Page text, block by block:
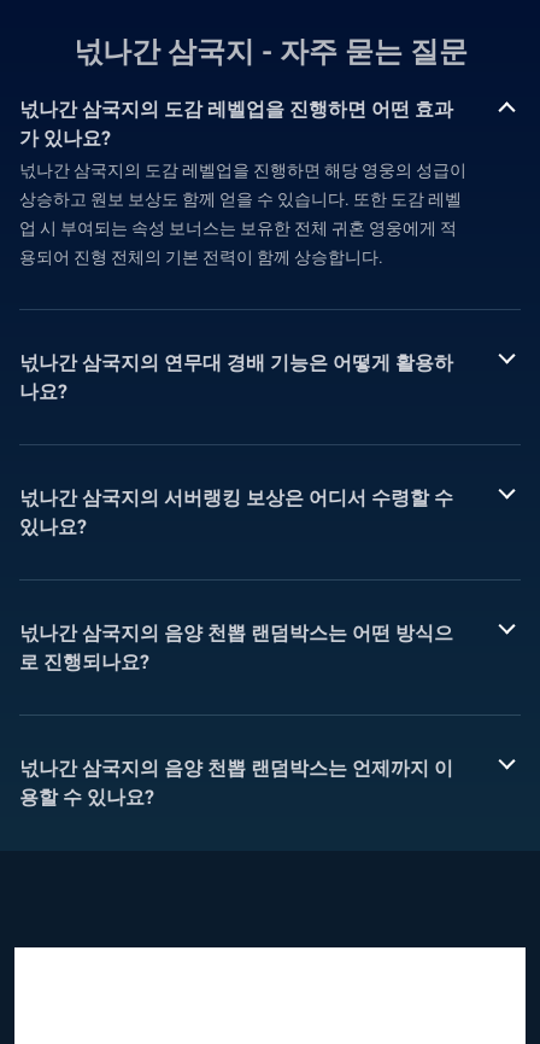
넋나간 삼국지 - 자주 묻는 질문
넋나간 삼국지의 도감 레벨업을 진행하면 어떤 효과
가 있나요?
넋나간 삼국지의 도감 레벨업을 진행하면 해당 영웅의 성급이
상승하고 원보 보상도 함께 얻을 수 있습니다. 또한 도감 레벨
업 시 부여되는 속성 보너스는 보유한 전체 귀혼 영웅에게 적
용되어 진형 전체의 기본 전력이 함께 상승합니다.
넋나간 삼국지의 연무대 경배 기능은 어떻게 활용하
나요?
넋나간 삼국지의 서버랭킹 보상은 어디서 수령할 수
있나요?
넋나간 삼국지의 음양 천뽑 랜덤박스는 어떤 방식으
로 진행되나요?
넋나간 삼국지의 음양 천뽑 랜덤박스는 언제까지 이
용할 수 있나요?